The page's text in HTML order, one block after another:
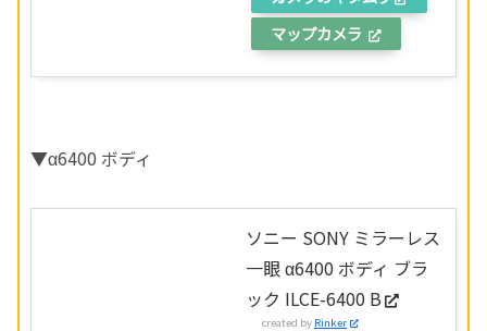
マップカメラ
▼α6400 ボディ
ソニー SONY ミラーレス
一眼 α6400 ボディ ブラ
ック ILCE-6400 B
created by Rinker